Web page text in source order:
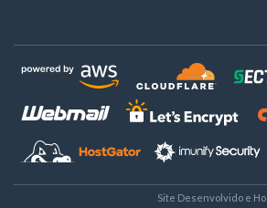
Site Desenvolvido e